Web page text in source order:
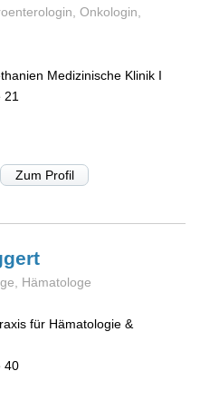
Onkologin,
Medizinische Klinik I
Zum Profil
Hämatologe
für Hämatologie &
40